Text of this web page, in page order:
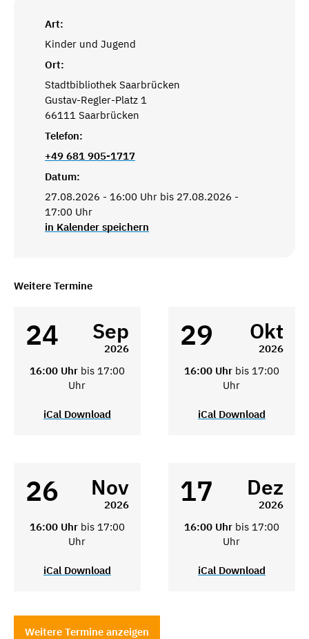
Art:
Kinder und Jugend
Ort:
Stadtbibliothek Saarbrücken
Gustav-Regler-Platz 1
66111 Saarbrücken
Telefon:
+49 681 905-1717
Datum:
27.08.2026 - 16:00 Uhr bis 27.08.2026 -
17:00 Uhr
in Kalender speichern
Weitere Termine
24 Sep
2026
16:00 Uhr bis 17:00
Uhr
iCal Download
29 Okt
2026
16:00 Uhr bis 17:00
Uhr
iCal Download
26 Nov
2026
16:00 Uhr bis 17:00
Uhr
iCal Download
17 Dez
2026
16:00 Uhr bis 17:00
Uhr
iCal Download
Weitere Termine anzeigen